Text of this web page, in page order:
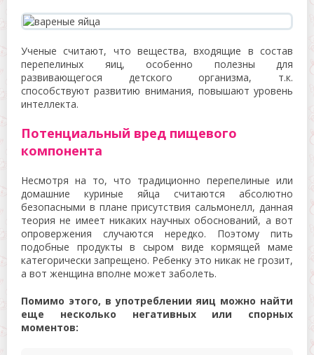
Ученые считают, что вещества, входящие в состав
перепелиных яиц, особенно полезны для
развивающегося детского организма, т.к.
способствуют развитию внимания, повышают уровень
интеллекта.
Потенциальный вред пищевого
компонента
Несмотря на то, что традиционно перепелиные или
домашние куриные яйца считаются абсолютно
безопасными в плане присутствия сальмонелл, данная
теория не имеет никаких научных обоснований, а вот
опровержения случаются нередко. Поэтому пить
подобные продукты в сыром виде кормящей маме
категорически запрещено. Ребенку это никак не грозит,
а вот женщина вполне может заболеть.
Помимо этого, в употреблении яиц можно найти
еще несколько негативных или спорных
моментов: